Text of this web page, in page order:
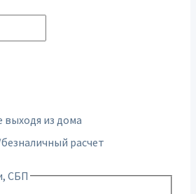
выходя из дома
расчет
СБП